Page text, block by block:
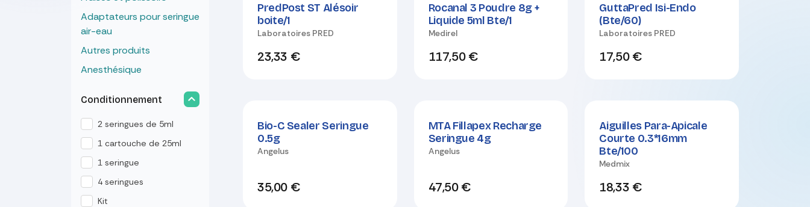
Adaptateurs pour seringue
air-eau
Autres produits
Anesthésique
Conditionnement
2 seringues de 5ml
1 cartouche de 25ml
1 seringue
4 seringues
Kit
Nouveau !
PredPost ST Alésoir
boite/1
Laboratoires PRED
23,33 €
Rocanal 3 Poudre 8g +
Liquide 5ml Bte/1
Medirel
117,50€
GuttaPred Isi-Endo
(Bte/60)
Laboratoires PRED
17,50€
Bio-C Sealer Seringue
0.5g
Angelus
35,00 €
MTA Fillapex Recharge
Seringue 4g
Angelus
47,50€
Aiguilles Para-Apicale
Courte 0.3*16mm
Bte/100
Medmix
18,33 €